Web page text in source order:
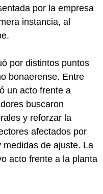
por la empresa
instancia, al
por distintos puntos
bonaerense. Entre
un acto frente a
buscaron
y reforzar la
afectados por
de ajuste. La
acto frente a la planta